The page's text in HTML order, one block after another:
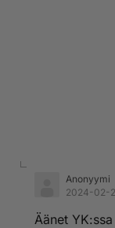
Anonyymi
2024-02-
Äänet